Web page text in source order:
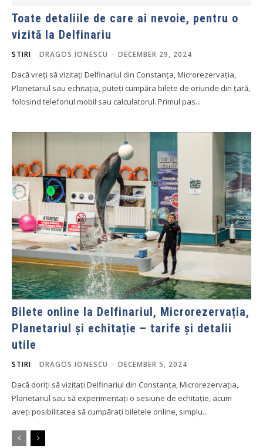
Toate detaliile de care ai nevoie, pentru o
vizită la Delfinariu
STIRI DRAGOS IONESCU - DECEMBER 29, 2024
Dacă vreți să vizitați Delfinariul din Constanța, Microrezervația,
Planetariul sau echitația, puteți cumpăra bilete de oriunde din țară,
folosind telefonul mobil sau calculatorul. Primul pas...
Bilete online la Delfinariul, Microrezervația,
Planetariul și echitație – tarife și detalii
utile
STIRI DRAGOS IONESCU - DECEMBER 5, 2024
Dacă doriți să vizitați Delfinariul din Constanța, Microrezervația,
Planetariul sau să experimentați o sesiune de echitație, acum
aveți posibilitatea să cumpărați biletele online, simplu...